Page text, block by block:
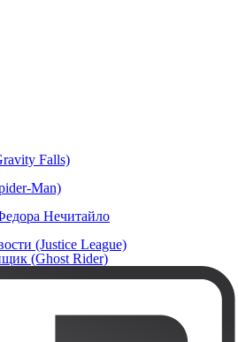
Falls)
Man)
Нечитайло
(Justice League)
(Ghost Rider)